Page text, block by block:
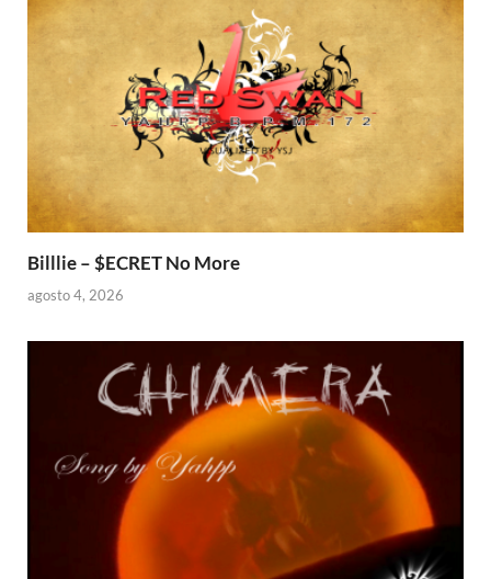
Billlie – $ECRET No More
agosto 4, 2026